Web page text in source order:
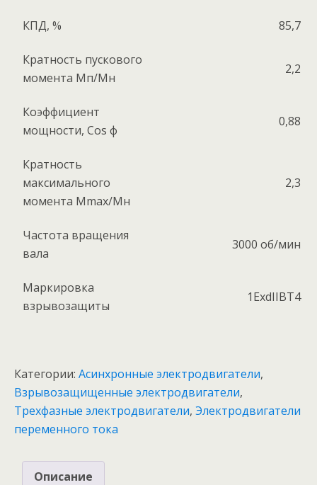
КПД, % 85,7
Кратность пускового
момента Мп/Мн
2,2
Коэффициент
мощности, Соs ф
0,88
Кратность
максимального
момента Mmax/Мн
2,3
Частота вращения
вала
3000 об/мин
Маркировка
взрывозащиты
1ExdIIBT4
Категории: Асинхронные электродвигатели,
Взрывозащищенные электродвигатели,
Трехфазные электродвигатели, Электродвигатели
переменного тока
Описание